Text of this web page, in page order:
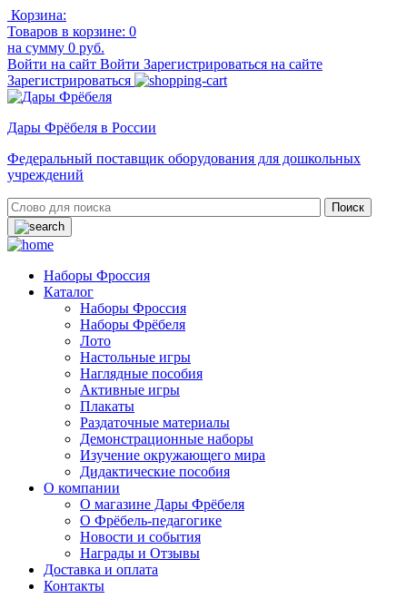
Корзина:
Товаров в корзине: 0
на сумму 0 руб.
Войти на сайт Войти Зарегистрироваться на сайте
Зарегистрироваться
Дары Фрёбеля в России
Федеральный поставщик оборудования для дошкольных
учреждений
Наборы Фроссия
Каталог
Наборы Фроссия
Наборы Фрёбеля
Лото
Настольные игры
Наглядные пособия
Активные игры
Плакаты
Раздаточные материалы
Демонстрационные наборы
Изучение окружающего мира
Дидактические пособия
О компании
О магазине Дары Фрёбеля
О Фрёбель-педагогике
Новости и события
Награды и Отзывы
Доставка и оплата
Контакты